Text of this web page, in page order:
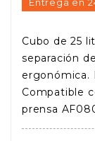
Cubo de 25
separación
ergonómica.
Compatible
prensa